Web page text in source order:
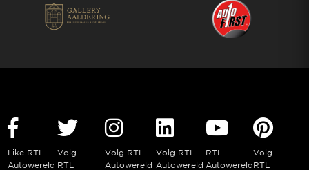
Like RTL
Autowereld
Volg
RTL
Volg RTL
Autowereld
Volg RTL
Autowereld
RTL
Autowereld
Volg
RTL